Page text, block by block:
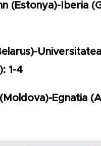
(Estonya)-Iberia
1-4
Egnatia